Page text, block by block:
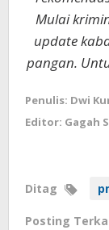
Mulai
update
pangan.
Penulis: Dwi
Editor: Gagah
Ditag
Posting